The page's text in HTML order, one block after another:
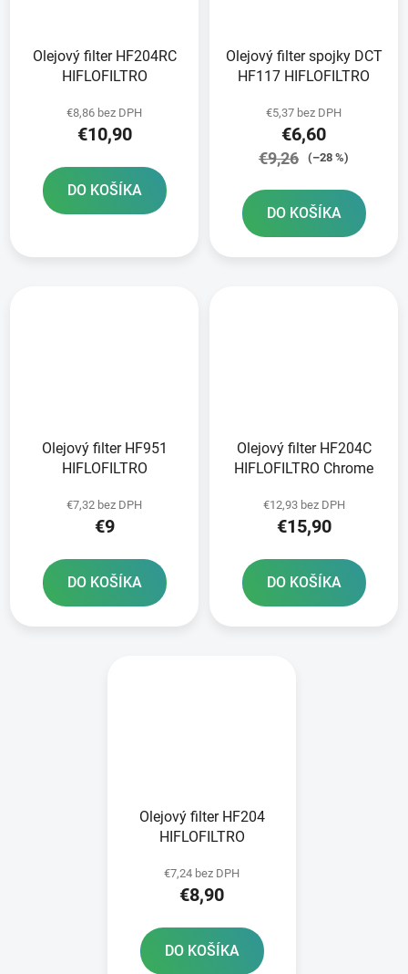
Olejový filter HF204RC
HIFLOFILTRO
€8,86 bez DPH
€10,90
DO KOŠÍKA
Olejový filter spojky DCT
HF117 HIFLOFILTRO
€5,37 bez DPH
€6,60
€9,26 (–28 %)
DO KOŠÍKA
Olejový filter HF951
HIFLOFILTRO
€7,32 bez DPH
€9
DO KOŠÍKA
Olejový filter HF204C
HIFLOFILTRO Chrome
€12,93 bez DPH
€15,90
DO KOŠÍKA
Olejový filter HF204
HIFLOFILTRO
€7,24 bez DPH
€8,90
DO KOŠÍKA